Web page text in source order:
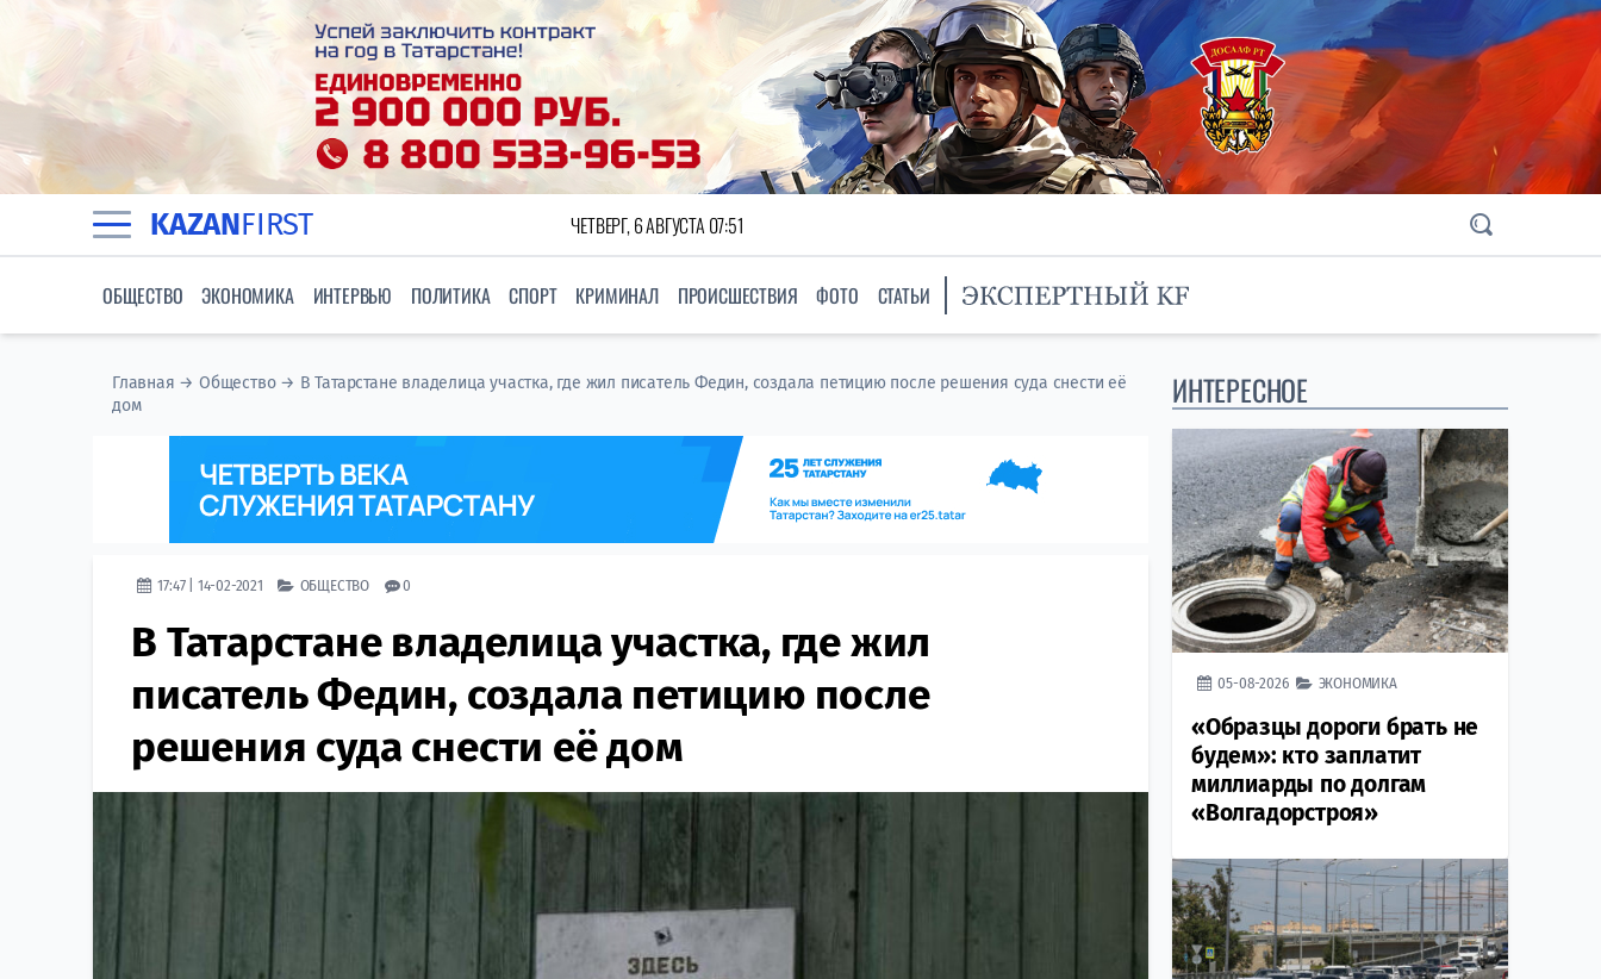
KAZANFIRST ЧЕТВЕРГ, 6 АВГУСТА 07:51
ОБЩЕСТВО ЭКОНОМИКА ИНТЕРВЬЮ ПОЛИТИКА СПОРТ КРИМИНАЛ ПРОИСШЕСТВИЯ ФОТО СТАТЬИ
Главная →Общество→ В Татарстане владелица участка, где жил писатель Федин, создала петицию после решения суда снести её
дом
17:47 | 14-02-2021 ОБЩЕСТВО 0
В Татарстане владелица участка, где жил
писатель Федин, создала петицию после
решения суда снести её дом
ИНТЕРЕСНОЕ
05-08-2026 ЭКОНОМИКА
«Образцы дороги брать не
будем»: кто заплатит
миллиарды по долгам
«Волгадорстроя»